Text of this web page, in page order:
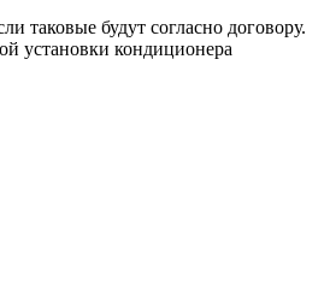
таковые будут согласно договору.
установки кондиционера